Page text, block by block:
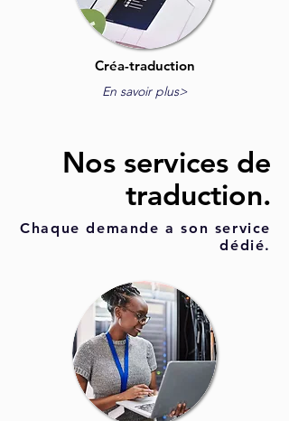
Créa-traduction
En savoir plus>
Nos services de
traduction.
Chaque demande a son service
dédié.